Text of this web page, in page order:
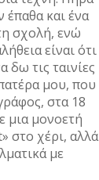
έπαθα και ένα
σχολή, ενώ
είναι ότι
δω τις ταινίες
μου, που
στα 18
μια μονοετή
στο χέρι, αλλά
με